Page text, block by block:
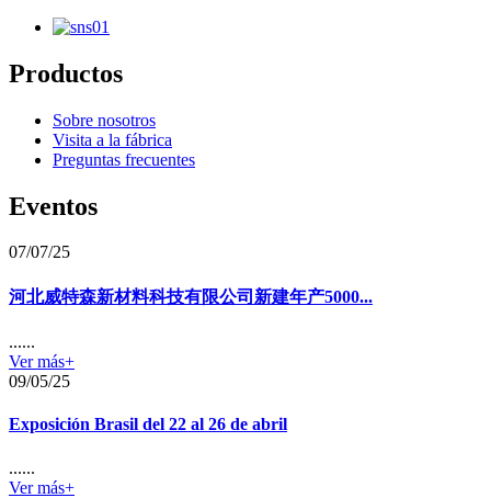
Productos
Sobre nosotros
Visita a la fábrica
Preguntas frecuentes
Eventos
07/07/25
河北威特森新材料科技有限公司新建年产5000...
......
Ver más+
09/05/25
Exposición Brasil del 22 al 26 de abril
......
Ver más+